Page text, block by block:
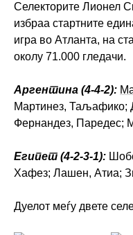
Селекторите Лионел
избраа стартните
игра во Атланта, на
околу 71.000 гледачи.
Аргентина (4-4-2):
Мартинез, Таљафико;
Фернандез, Паредес;
Египет (4-2-3-1):
Хафез; Лашен, Атиа;
Дуелот меѓу двете